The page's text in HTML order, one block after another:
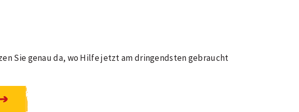
Sie genau da, wo Hilfe jetzt am dringendsten gebraucht